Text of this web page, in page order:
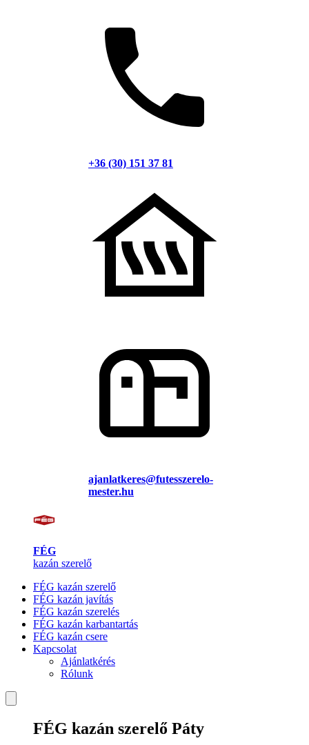
+36 (30) 151 37 81
ajanlatkeres@futesszerelo-
mester.hu
FÉG
kazán szerelő
FÉG kazán szerelő
FÉG kazán javítás
FÉG kazán szerelés
FÉG kazán karbantartás
FÉG kazán csere
Kapcsolat
Ajánlatkérés
Rólunk
FÉG kazán szerelő Páty